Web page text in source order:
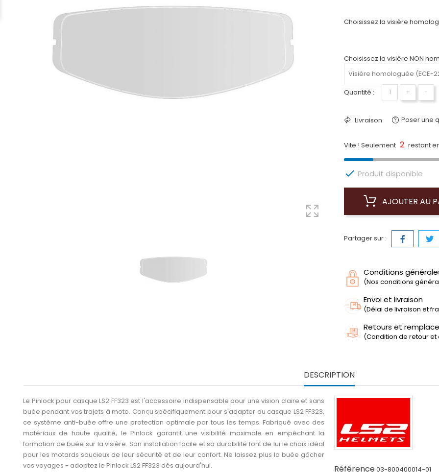
Choisissez la visière
Choisissez la visière NON
Quantité : + −
Livraison Poser une
Vite ! Seulement 2 restant
 Produit disponible
AJOUTER AU
Partager sur :
Conditions
(Nos conditions
Envoi et livraison
(Délai de livraison et
Retours et
(Condition de retour
DESCRIPTION
Le Pinlock pour casque LS2 FF323 est l'accessoire indispensable pour une vision claire et sans
buée pendant vos trajets à moto. Conçu spécifiquement pour s'adapter au casque LS2 FF323,
ce système anti-buée offre une protection optimale par tous les temps. Fabriqué avec des
matériaux de haute qualité, le Pinlock garantit une visibilité maximale en empêchant la
formation de buée sur la visière. Son installation facile et sa durabilité font de lui le choix idéal
pour les motards soucieux de leur sécurité et de leur confort. Ne laissez plus la buée gâcher
vos voyages - adoptez le Pinlock LS2 FF323 dès aujourd'hui.
Référence03-800400014-01